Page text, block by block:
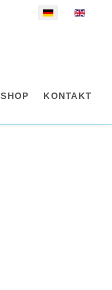
Sprache auswählen
SHOP KONTAKT